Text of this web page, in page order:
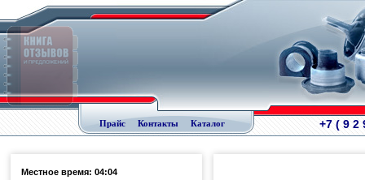
Прайс Контакты Каталог +7 ( 9 2
Местное время: 04:04